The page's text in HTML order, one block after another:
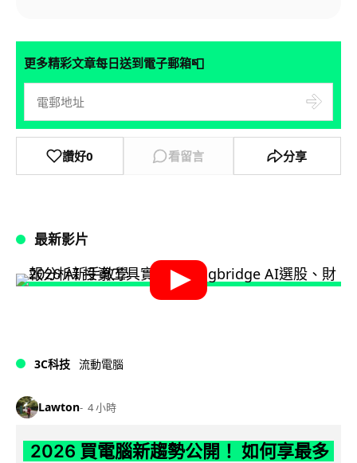
更多精彩文章每日送到電子郵箱📮
讚好0 看留言 分享
最新影片
3C科技 流動電腦
Lawton 4 小時
2026 買電腦新趨勢公開！ 如何享最多